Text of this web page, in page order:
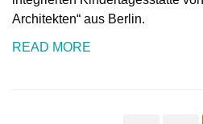
Architekten“ aus Berlin.
READ MORE